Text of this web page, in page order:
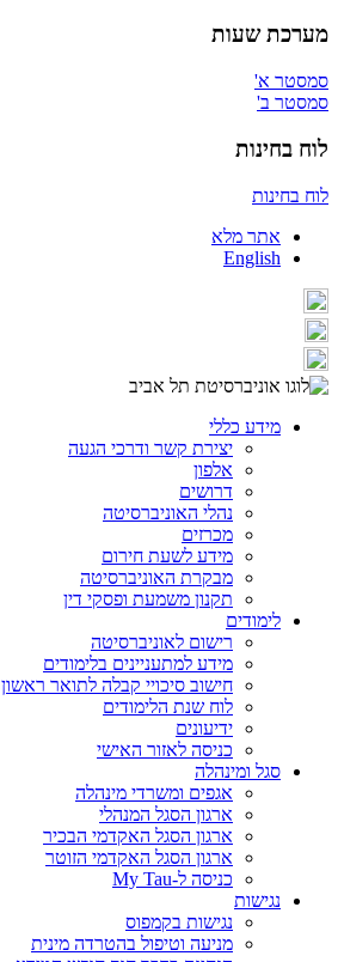
מערכת שעות
סמסטר א'
סמסטר ב'
לוח בחינות
לוח בחינות
אתר מלא
English
מידע כללי
יצירת קשר ודרכי הגעה
אלפון
דרושים
נהלי האוניברסיטה
מכרזים
מידע לשעת חירום
מבקרת האוניברסיטה
תקנון משמעת ופסקי דין
לימודים
רישום לאוניברסיטה
מידע למתעניינים בלימודים
חישוב סיכויי קבלה לתואר ראשון
לוח שנת הלימודים
ידיעונים
כניסה לאזור האישי
סגל ומינהלה
אגפים ומשרדי מינהלה
ארגון הסגל המנהלי
ארגון הסגל האקדמי הבכיר
ארגון הסגל האקדמי הזוטר
כניסה ל-My Tau
נגישות
נגישות בקמפוס
מניעה וטיפול בהטרדה מינית